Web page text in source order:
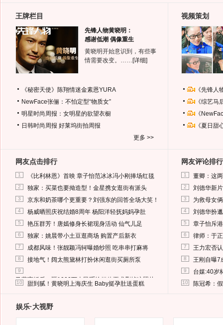
王牌栏目
先锋人物黄晓明：
感谢低潮 偶像重生
黄晓明开始意识到，有些事
情需要改变。…… [详细]
《秘密天使》陈翔情迷金素恩YURA
NewFace张俪：不怕定型“物质女”
明星时尚周报：女明星的欲望衣橱
日韩时尚周报 好莱坞街拍周报
更多 >>
视频策划
《先锋
《综艺
《
《夏日
网友点击排行
1 《比利林恩》首映 章子怡范冰冰冯小刚捧场红毯
2 独家：买菜也要拗造型！金星携女逛街有派头
3 京东和奶茶哪个更重要？刘强东的回答全场大笑！
4 杨威晒照庆祝结婚8周年 杨阳洋轻抚妈妈孕肚
5 艳压群芳！唐嫣修身长裙现身活动 仙气儿足
6 独家：姚晨带小土豆逛商场 购置产后新衣
7 成都风味！张靓颖冯轲曝婚纱照 吃串串打麻将
8 接地气！阔太熊黛林打扮休闲逛街买厕所泵
9
马蓉离婚后，砸1000万人民币给媒体要求删掉这照片
10 甜到腻！黄晓明上海庆生 Baby挺孕肚送蛋糕
网友评论排行
1 董卿：这
2 刘德华新
3 为救母女
4 刘德华扮
5 章子怡斥
6 律师：于
7 王力宏否
8 王刚自曝7
9 台媒:40岁
10 陈冠希：
娱乐·大视野